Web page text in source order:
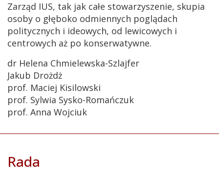
Zarząd IUS, tak jak całe stowarzyszenie, skupia
osoby o głęboko odmiennych poglądach
politycznych i ideowych, od lewicowych i
centrowych aż po konserwatywne.
dr Helena Chmielewska-Szlajfer
Jakub Drożdż
prof. Maciej Kisilowski
prof. Sylwia Sysko-Romańczuk
prof. Anna Wojciuk
Rada